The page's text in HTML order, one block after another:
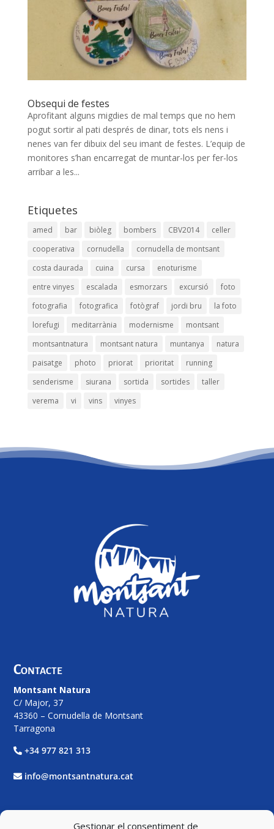
Gestionar el consentiment de
Obsequi de festes
Aprofitant alguns migdies de mal temps que no hem
pogut sortir al pati després de dinar, tots els nens i
nenes van fer dibuix del seu imant de festes. L’equip de
monitores s’han encarregat de muntar-los per fer-los
arribar a les...
Etiquetes
amed bar biòleg bombers CBV2014
celler
cooperativa
cornudella
cornudella de montsant
costa daurada
cuina cursa
enoturisme
entre vinyes
escalada esmorzars excursió
foto
fotografia
fotografica fotògraf jordi bru
la foto
lorefugi
meditarrània modernisme
montsant
montsantnatura
montsant natura muntanya
natura
paisatge
photo priorat prioritat
running
senderisme
siurana sortida sortides
taller
verema
vi vins vinyes
Contacte
Montsant Natura
C/ Major, 37
43360 – Cornudella de Montsant
Tarragona
+34 977 821 313
info@montsantnatura.cat